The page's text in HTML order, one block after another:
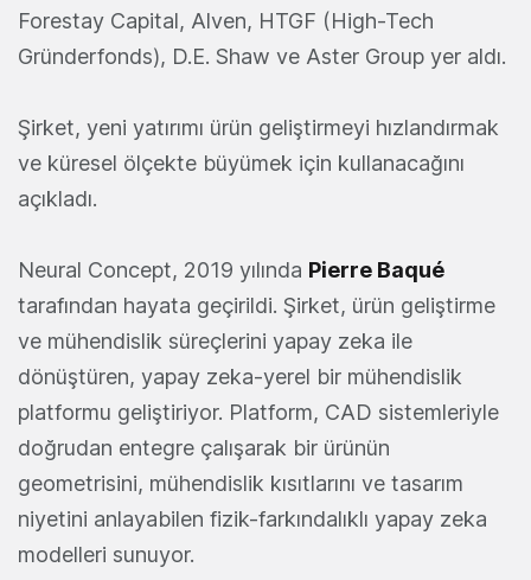
Forestay Capital, Alven, HTGF (High-Tech
Gründerfonds), D.E. Shaw ve Aster Group yer aldı.
Şirket, yeni yatırımı ürün geliştirmeyi hızlandırmak
ve küresel ölçekte büyümek için kullanacağını
açıkladı.
Neural Concept, 2019 yılında Pierre Baqué
tarafından hayata geçirildi. Şirket, ürün geliştirme
ve mühendislik süreçlerini yapay zeka ile
dönüştüren, yapay zeka-yerel bir mühendislik
platformu geliştiriyor. Platform, CAD sistemleriyle
doğrudan entegre çalışarak bir ürünün
geometrisini, mühendislik kısıtlarını ve tasarım
niyetini anlayabilen fizik-farkındalıklı yapay zeka
modelleri sunuyor.